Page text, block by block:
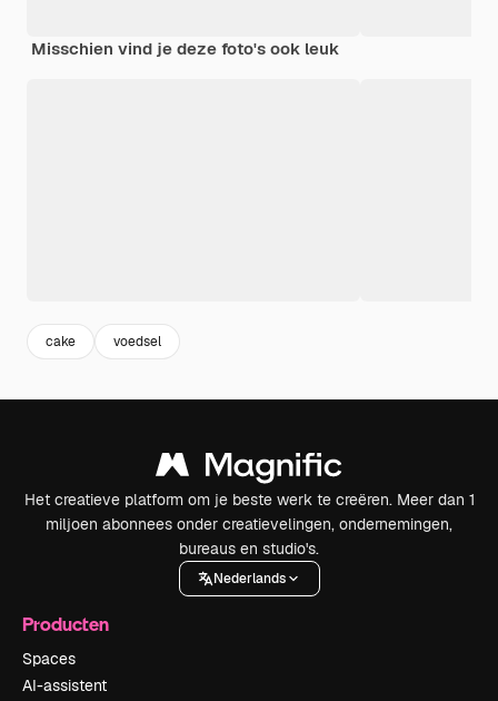
Misschien vind je deze foto's ook leuk
cake voedsel
Het creatieve platform om je beste werk te creëren. Meer dan 1
miljoen abonnees onder creatievelingen, ondernemingen,
bureaus en studio's.
Nederlands
Producten
Spaces
AI-assistent